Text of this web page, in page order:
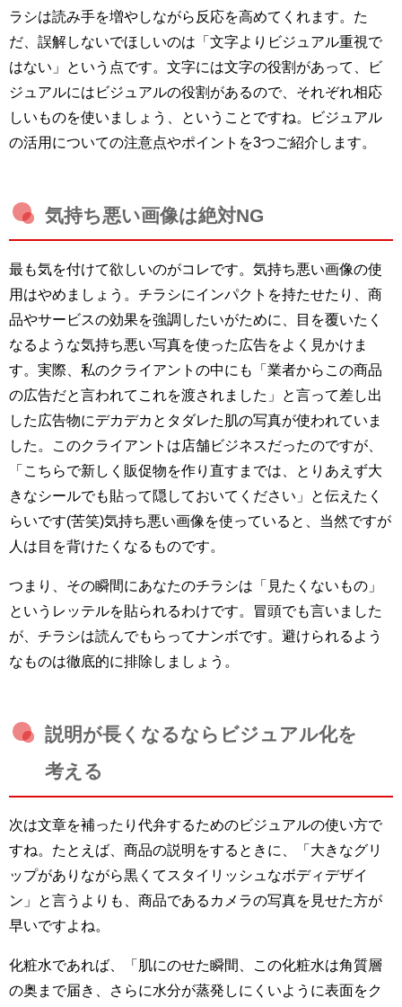
ラシは読み手を増やしながら反応を高めてくれます。た
だ、誤解しないでほしいのは「文字よりビジュアル重視で
はない」という点です。文字には文字の役割があって、ビ
ジュアルにはビジュアルの役割があるので、それぞれ相応
しいものを使いましょう、ということですね。ビジュアル
の活用についての注意点やポイントを3つご紹介します。
気持ち悪い画像は絶対NG
最も気を付けて欲しいのがコレです。気持ち悪い画像の使
用はやめましょう。チラシにインパクトを持たせたり、商
品やサービスの効果を強調したいがために、目を覆いたく
なるような気持ち悪い写真を使った広告をよく見かけま
す。実際、私のクライアントの中にも「業者からこの商品
の広告だと言われてこれを渡されました」と言って差し出
した広告物にデカデカとタダレた肌の写真が使われていま
した。このクライアントは店舗ビジネスだったのですが、
「こちらで新しく販促物を作り直すまでは、とりあえず大
きなシールでも貼って隠しておいてください」と伝えたく
らいです(苦笑)気持ち悪い画像を使っていると、当然ですが
人は目を背けたくなるものです。
つまり、その瞬間にあなたのチラシは「見たくないもの」
というレッテルを貼られるわけです。冒頭でも言いました
が、チラシは読んでもらってナンボです。避けられるよう
なものは徹底的に排除しましょう。
説明が長くなるならビジュアル化を
考える
次は文章を補ったり代弁するためのビジュアルの使い方で
すね。たとえば、商品の説明をするときに、「大きなグリ
ップがありながら黒くてスタイリッシュなボディデザイ
ン」と言うよりも、商品であるカメラの写真を見せた方が
早いですよね。
化粧水であれば、「肌にのせた瞬間、この化粧水は角質層
の奥まで届き、さらに水分が蒸発しにくいように表面をク